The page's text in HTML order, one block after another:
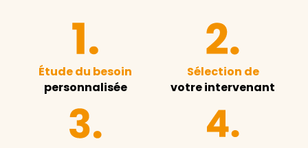
Étude du besoin
personnalisée
Sélection de
votre intervenant